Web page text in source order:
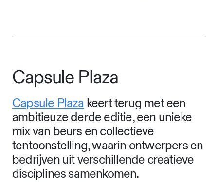
Capsule Plaza
Capsule Plaza keert terug met een
ambitieuze derde editie, een unieke
mix van beurs en collectieve
tentoonstelling, waarin ontwerpers en
bedrijven uit verschillende creatieve
disciplines samenkomen.